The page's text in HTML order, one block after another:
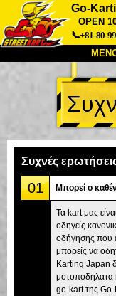
Go-
OPEN
📞+81-80-
Σχετικά
Πρόσβαση
Τόκιο Σινάγαουα
Τόκιο
Τόκιο Σιμπούγια
Τόκιο Ασακούσα
Οκινάουα
Συχνές
01 Μπορεί ο
Τα kart μας
οδηγείς
οδήγησης που
μπορείς να
Karting Japan
μοτοποδήλατα
go-kart της Go-